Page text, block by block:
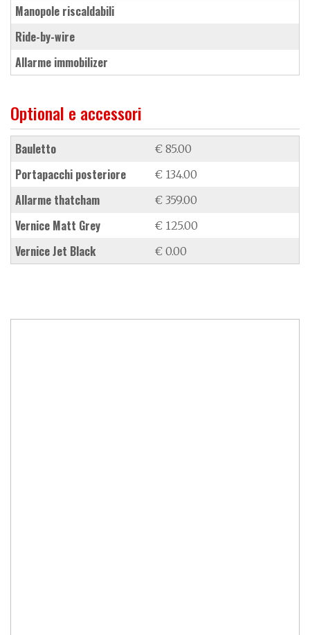
manopole riscaldabili
ride-by-wire
allarme immobilizer
Optional e accessori
bauletto € 85.00
portapacchi posteriore € 134.00
allarme thatcham € 359.00
vernice Matt Grey € 125.00
vernice Jet Black € 0.00